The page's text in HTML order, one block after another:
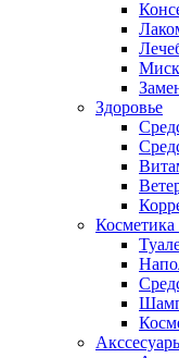
Здоровье
Косметика